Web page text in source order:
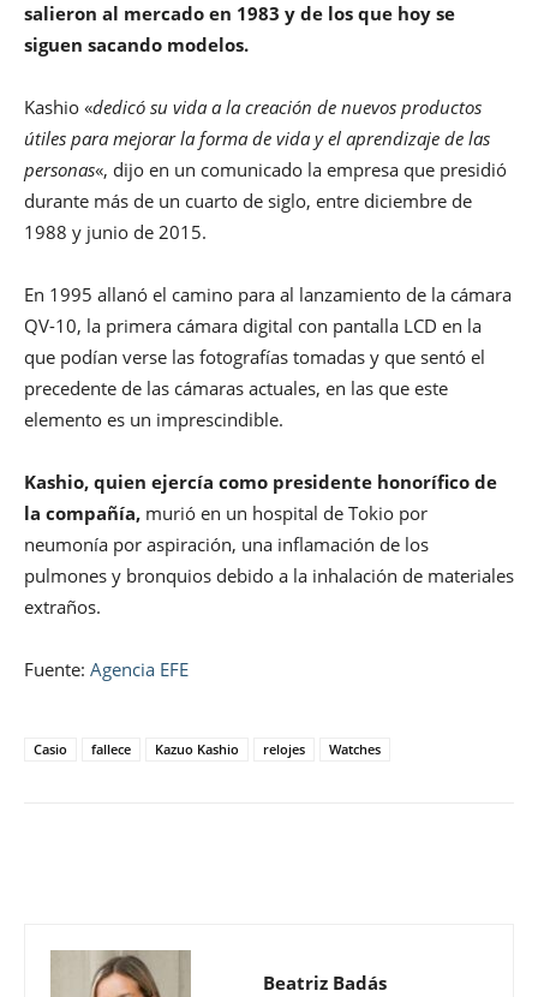
salieron al mercado en 1983 y de los que hoy se
siguen sacando modelos.
Kashio «dedicó su vida a la creación de nuevos productos
útiles para mejorar la forma de vida y el aprendizaje de las
personas«, dijo en un comunicado la empresa que presidió
durante más de un cuarto de siglo, entre diciembre de
1988 y junio de 2015.
En 1995 allanó el camino para al lanzamiento de la cámara
QV-10, la primera cámara digital con pantalla LCD en la
que podían verse las fotografías tomadas y que sentó el
precedente de las cámaras actuales, en las que este
elemento es un imprescindible.
Kashio, quien ejercía como presidente honorífico de
la compañía, murió en un hospital de Tokio por
neumonía por aspiración, una inflamación de los
pulmones y bronquios debido a la inhalación de materiales
extraños.
Fuente: Agencia EFE
Casio fallece Kazuo Kashio relojes Watches
Beatriz Badás